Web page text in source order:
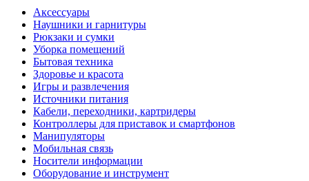
Аксессуары
Наушники и гарнитуры
Рюкзаки и сумки
Уборка помещений
Бытовая техника
Здоровье и красота
Игры и развлечения
Источники питания
Кабели, переходники, картридеры
Контроллеры для приставок и смартфонов
Манипуляторы
Мобильная связь
Носители информации
Оборудование и инструмент